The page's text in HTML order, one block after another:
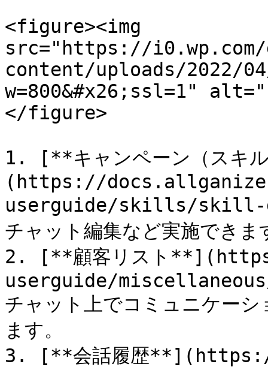
<figure><img
src="https://
content/uploads/2022/
w=800&#x26;ssl=1"
</figure>
1. [**キャンペーン（スキ
(https://
userguide/skills/skill-
チャット編集など実施できま
2. [**顧客リスト
userguide/
チャット上でコミュニケー
ます。
3. [**会話履歴